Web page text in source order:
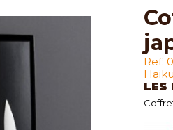
coffret 2 couteaux
Ref:
Haiku
LES